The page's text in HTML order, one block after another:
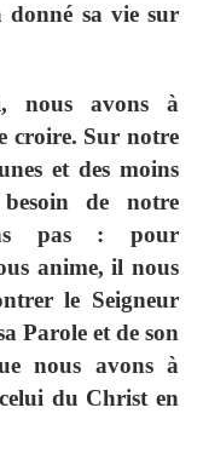
donné sa vie sur
nous avons à
croire. Sur notre
et des moins
de notre
pas : pour
anime, il nous
le Seigneur
Parole et de son
nous avons à
du Christ en